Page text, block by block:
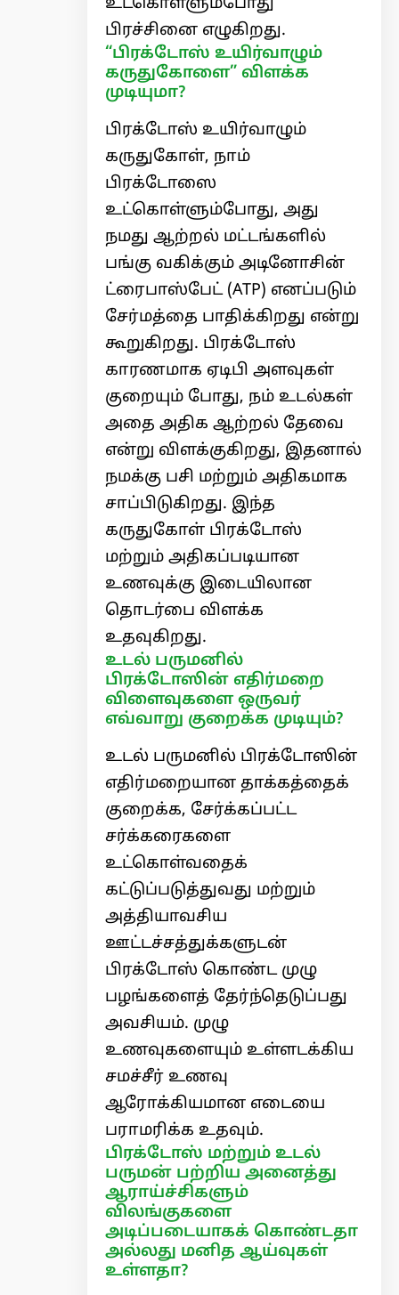
பிரச்சினை எழுகிறது.
“பிரக்டோஸ் உயிர்வாழும்
கருதுகோளை” விளக்க
முடியுமா?
பிரக்டோஸ் உயிர்வாழும்
கருதுகோள், நாம்
பிரக்டோஸை
உட்கொள்ளும்போது, ​​அது
நமது ஆற்றல் மட்டங்களில்
பங்கு வகிக்கும் அடினோசின்
ட்ரைபாஸ்பேட் (ATP) எனப்படும்
சேர்மத்தை பாதிக்கிறது என்று
கூறுகிறது. பிரக்டோஸ்
காரணமாக ஏடிபி அளவுகள்
குறையும் போது, ​​நம் உடல்கள்
அதை அதிக ஆற்றல் தேவை
என்று விளக்குகிறது, இதனால்
நமக்கு பசி மற்றும் அதிகமாக
சாப்பிடுகிறது. இந்த
கருதுகோள் பிரக்டோஸ்
மற்றும் அதிகப்படியான
உணவுக்கு இடையிலான
தொடர்பை விளக்க
உதவுகிறது.
உடல் பருமனில்
பிரக்டோஸின் எதிர்மறை
விளைவுகளை ஒருவர்
எவ்வாறு குறைக்க முடியும்?
உடல் பருமனில் பிரக்டோஸின்
எதிர்மறையான தாக்கத்தைக்
குறைக்க, சேர்க்கப்பட்ட
சர்க்கரைகளை
உட்கொள்வதைக்
கட்டுப்படுத்துவது மற்றும்
அத்தியாவசிய
ஊட்டச்சத்துக்களுடன்
பிரக்டோஸ் கொண்ட முழு
பழங்களைத் தேர்ந்தெடுப்பது
அவசியம். முழு
உணவுகளையும் உள்ளடக்கிய
சமச்சீர் உணவு
ஆரோக்கியமான எடையை
பராமரிக்க உதவும்.
பிரக்டோஸ் மற்றும் உடல்
பருமன் பற்றிய அனைத்து
ஆராய்ச்சிகளும்
விலங்குகளை
அடிப்படையாகக் கொண்டதா
அல்லது மனித ஆய்வுகள்
உள்ளதா?